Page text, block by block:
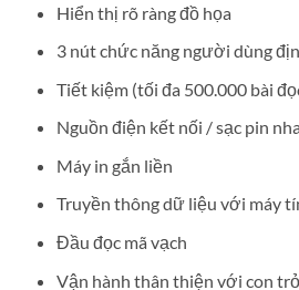
Hiển thị rõ ràng đồ họa
3 nút chức năng người dùng
Tiết kiệm (tối đa 500.000 bài
Nguồn điện kết nối / sạc pin
Máy in gắn liền
Truyền thông dữ liệu với máy
Đầu đọc mã vạch
Vận hành thân thiện với con trỏ